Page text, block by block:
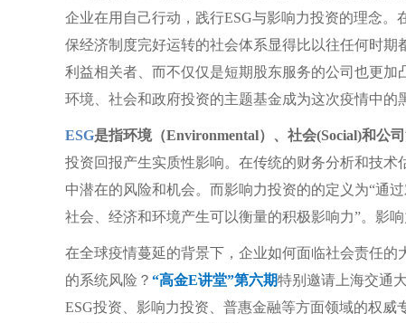
企业在用自己行动，践行ESG与影响力投资的理念
保经济制度完好运转的社会体系显得比以往任何时
利益相关者、而不仅仅是短期股东服务的公司也更
环境、社会和政府投资的主题基金成为这次疫情中的
ESG是指环境（Environmental）、社会(Social)和公
投资回报产生实质性影响。在传统的财务分析和技
中潜在的风险和机会。而影响力投资的的定义为“通
社会、经济和环境产生可以衡量的积极影响力”。影
在全球疫情蔓延的背景下，企业如何面临社会责任
的系统风险？ “高金E讲堂”第六期特别邀请上海交通
ESG投资、影响力投资、普惠金融等方面领域的权威